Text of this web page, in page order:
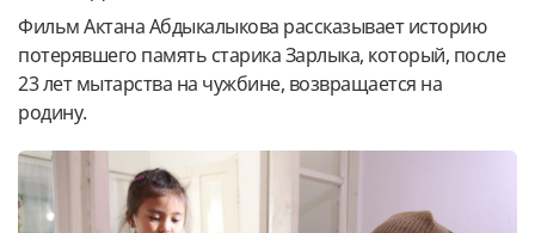
Фильм Актана Абдыкалыкова рассказывает историю
потерявшего память старика Зарлыка, который, после
23 лет мытарства на чужбине, возвращается на
родину.